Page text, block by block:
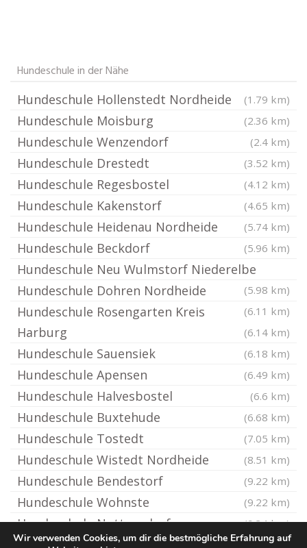
Hundeschule in der Nähe
Hundeschule Hollenstedt Nordheide (1.79 km)
Hundeschule Moisburg (2.36 km)
Hundeschule Wenzendorf (2.4 km)
Hundeschule Drestedt (3.52 km)
Hundeschule Regesbostel (4.12 km)
Hundeschule Kakenstorf (4.65 km)
Hundeschule Heidenau Nordheide (5.74 km)
Hundeschule Beckdorf (5.96 km)
Hundeschule Neu Wulmstorf Niederelbe
(5.98 km)
Hundeschule Dohren Nordheide
(6.11 km)
Hundeschule Rosengarten Kreis
Harburg
(6.14 km)
Hundeschule Sauensiek (6.18 km)
Hundeschule Apensen (6.49 km)
Hundeschule Halvesbostel (6.6 km)
Hundeschule Buxtehude (6.68 km)
Hundeschule Tostedt (7.05 km)
Hundeschule Wistedt Nordheide (8.51 km)
Hundeschule Bendestorf (9.22 km)
Hundeschule Wohnste (9.22 km)
Hundeschule Nottensdorf (9.34 km)
Wir verwenden Cookies, um dir die bestmögliche Erfahrung auf